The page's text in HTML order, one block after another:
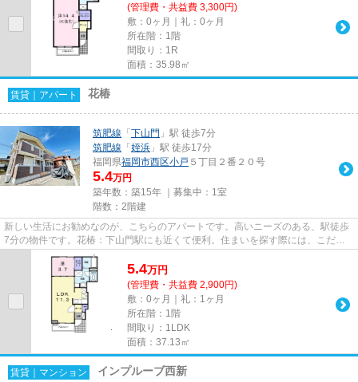
(管理費・共益費 3,300円)
敷：0ヶ月｜礼：0ヶ月
所在階：1階
間取り：1R
面積：35.98㎡
賃貸｜アパート 花椿
筑肥線 「 下山門 」駅 徒歩7分
筑肥線 「 姪浜 」駅 徒歩17分
福岡県福岡市西区小戸 ５丁目２番２０号
5.4万円
築年数：築15年 ｜募集中： 1室
階数：2階建
新しい生活にお勧めなのが、こちらのアパートです。高いニーズのある、駅徒歩
7分の物件です。花椿：下山門駅にも近くて便利。住まいを探す際には、こだわ
りたい条件があると思います。...
5.4万円
(管理費・共益費 2,900円)
敷：0ヶ月｜礼：1ヶ月
所在階：1階
間取り：1LDK
面積：37.13㎡
賃貸｜マンション インプルーブ西新